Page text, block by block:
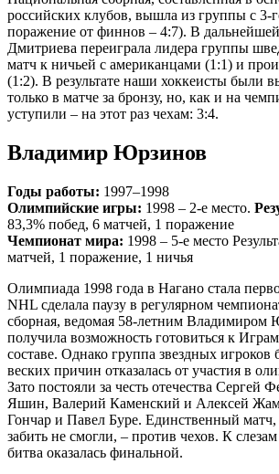
российских клубов, вышла из группы с 3-
поражение от финнов – 4:7). В
Дмитриева переиграла лидера группы
матч к ничьей с американцами (1:1) и
(1:2). В результате наши хоккеисты были
только в матче за бронзу, но, как и на
уступили – на этот раз чехам: 3:4.
Владимир Юрзинов
Годы работы: 1997–1998
Олимпийские игры: 1998 – 2-е место.
83,3% побед, 6 матчей, 1 поражение
Чемпионат мира: 1998 – 5-е место
матчей, 1 поражение, 1 ничья
Олимпиада 1998 года в Нагано стала
NHL сделала паузу в регулярном
сборная, ведомая 58‑летним Владимиром
получила возможность готовиться к
составе. Однако группа звездных игроков
веских причин отказалась от участия в
Зато постояли за честь отечества Сергей
Яшин, Валерий Каменский и Алексей
Гончар и Павел Буре. Единственный матч,
забить не смогли, – против чехов. К
битва оказалась финальной.